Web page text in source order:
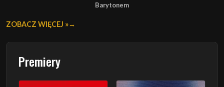
Barytonem
ZOBACZ WIĘCEJ »
Premiery